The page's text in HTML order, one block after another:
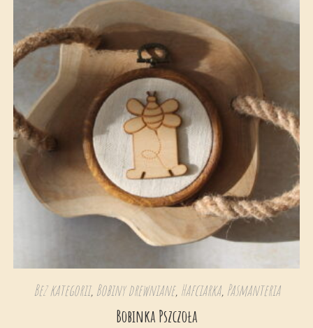
Bez kategorii, Bobiny drewniane, Hafciarka, Pasmanteria
Bobinka Pszczoła